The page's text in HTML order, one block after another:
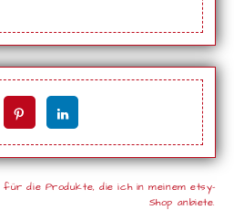
die Produkte, die ich in meinem etsy-
Shop anbiete.